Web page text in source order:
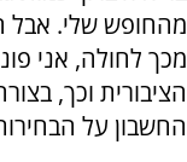
מהחופש שלי. אבל
מכך לחולה, אני
הציבורית וכך,
החשבון על